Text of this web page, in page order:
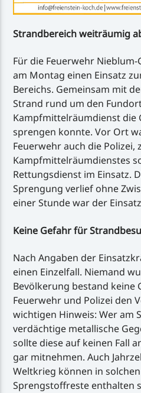
Strandbereich weiträumig
Für die Feuerwehr
am Montag einen Einsatz
Bereichs. Gemeinsam mit
Strand rund um den
Kampfmittelräumdienst
sprengen konnte. Vor Ort
Feuerwehr auch die
Kampfmittelräumdienstes
Rettungsdienst im Einsatz.
Sprengung verlief ohne
einer Stunde war der
Keine Gefahr für
Nach Angaben der
einen Einzelfall. Niemand
Bevölkerung bestand keine
Feuerwehr und Polizei den
wichtigen Hinweis: Wer am
verdächtige metallische
sollte diese auf keinen Fall
gar mitnehmen. Auch
Weltkrieg können in
Sprengstoffreste enthalten